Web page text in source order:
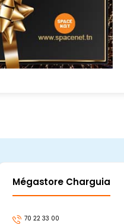
Mégastore Charguia
70 22 33 00